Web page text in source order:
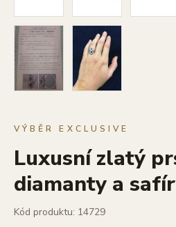
VÝBĚR EXCLUSIVE
Luxusní zlatý
diamanty a
Kód produktu: 14729